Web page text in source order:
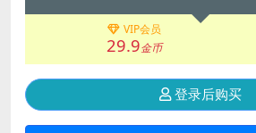
VIP会员
29.9金币
登录后购买